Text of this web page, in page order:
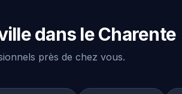
dans le Charente
près de chez vous.